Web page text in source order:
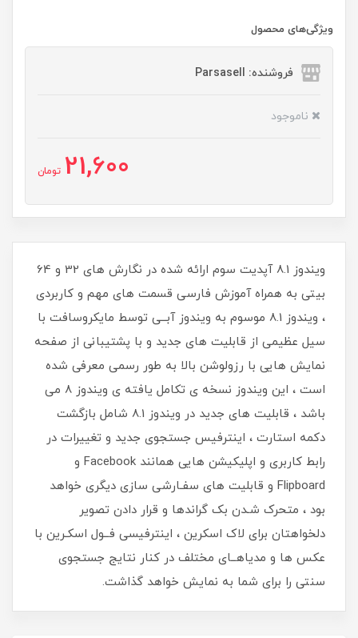
ویژگی‌های محصول
فروشنده: Parsasell
ناموجود
21,600 تومان
ویندوز 8.1 آپدیت سوم ارائه شده در نگارش های 32 و 64
بیتی به همراه آموزش فارسی قسمت های مهم و کاربردی
، ویندوز 8.1 موسوم به ویندوز آبــی توسط مایکروسافت با
سیل عظیمی از قابلیت های جدید و با پشتیبانی از صفحه
نمایش هایی با رزولوشن بالا به طور رسمی معرفی شده
است ، این ویندوز نسخه ی تکامل یافته ی ویندوز 8 می
باشد ، قابلیت های جدید در ویندوز 8.1 شامل بازگشت
دکمه استارت ، اینترفیس جستجوی جدید و تغییرات در
رابط کاربری و اپلیکیشن هایی همانند Facebook و
Flipboard و قابلیت های سفـارشی سازی دیگری خواهد
بود ، متحرک شـدن بک گراندها و قرار دادن تصویر
دلخواهتان برای لاک اسکرین ، اینترفیسی فــول اسکـرین با
عکس ها و مدیاهــای مختلف در کنار نتایج جستجوی
سنتی را برای شما به نمایش خواهد گذاشت.